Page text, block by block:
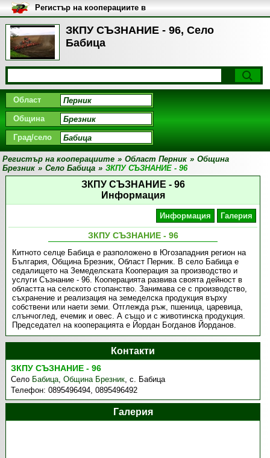
ЗКПУ СЪЗНАНИЕ - 96, Село
Бабица
Регистър на кооперациите в
България
Област
Община
Град/село
Регистър на кооперациите » Област Перник » Община
Брезник » Село Бабица » ЗКПУ СЪЗНАНИЕ - 96
ЗКПУ СЪЗНАНИЕ - 96
Информация
Информация Галерия
ЗКПУ СЪЗНАНИЕ - 96
Китното селце Бабица е разположено в Югозападния регион на
България, Oбщина Брезник, Oбласт Перник. В село Бабица е
седалището на Земеделската Кооперация за производство и
услуги Съзнание - 96. Кооперацията развива своята дейност в
областта на селското стопанство. Занимава се с производство,
съхранение и реализация на земеделска продукция върху
собствени или наети земи. Отглежда ръж, пшеница, царевица,
слънчоглед, ечемик и овес. А също и с животинска продукция.
Председател на кооперацията е Йордан Богданов Йорданов.
Контакти
ЗКПУ СЪЗНАНИЕ - 96
Село Бабица,Община Брезник,с. Бабица
Телефон:0895496494, 0895496492
Галерия